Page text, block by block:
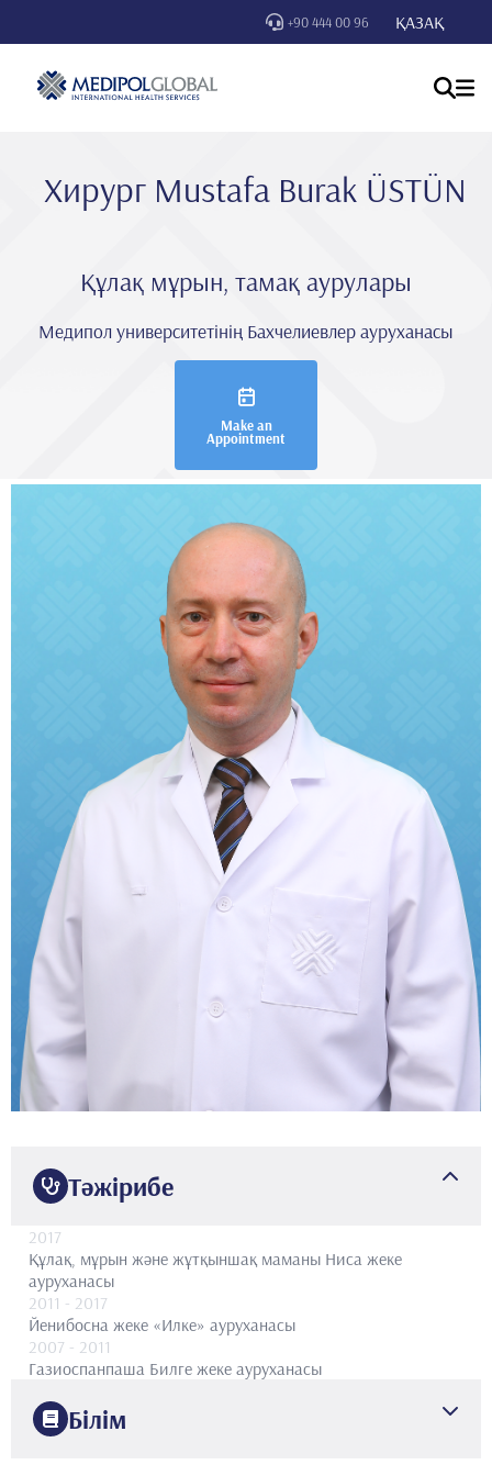
+90 444 00 96 ҚАЗАҚ
Хирург Mustafa Burak ÜSTÜN
Құлақ мұрын, тамақ аурулары
Медипол университетінің Бахчелиевлер ауруханасы
Make an
Appointment
Тәжірибе
2017
Құлақ, мұрын және жұтқыншақ маманы Ниса жеке
ауруханасы
2011 - 2017
Йенибосна жеке «Илке» ауруханасы
2007 - 2011
Газиоспанпаша Билге жеке ауруханасы
Білім